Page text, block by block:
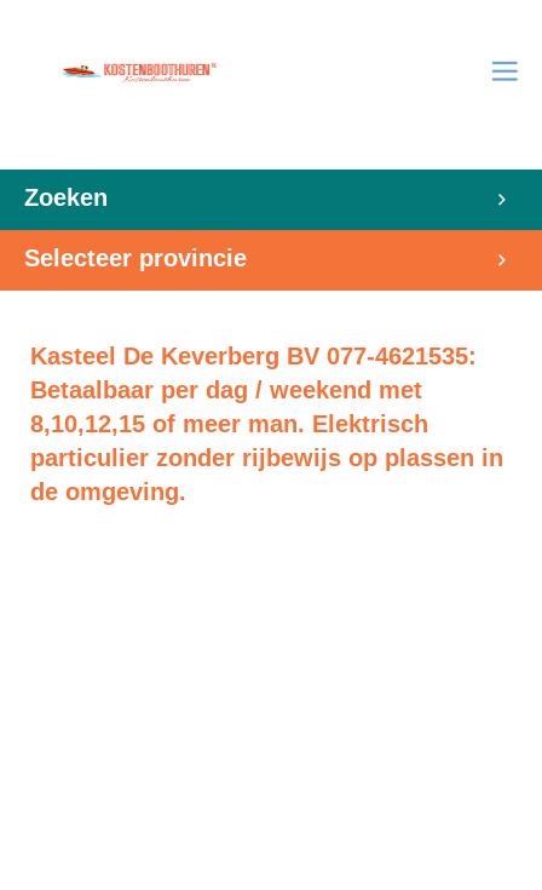
Zoeken
Selecteer provincie
Kasteel De Keverberg BV 077-4621535:
Betaalbaar per dag / weekend met
8,10,12,15 of meer man. Elektrisch
particulier zonder rijbewijs op plassen in
de omgeving.